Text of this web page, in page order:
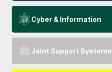
Cyber & Information
Joint Support Systems